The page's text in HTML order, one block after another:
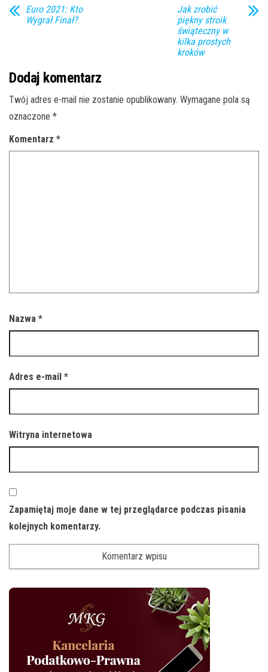
Euro 2021: Kto
Wygrał Finał?
Jak zrobić
piękny stroik
świąteczny w
kilka prostych
kroków
Dodaj komentarz
Twój adres e-mail nie zostanie opublikowany. Wymagane pola są
oznaczone *
Komentarz *
Nazwa *
Adres e-mail *
Witryna internetowa
Zapamiętaj moje dane w tej przeglądarce podczas pisania
kolejnych komentarzy.